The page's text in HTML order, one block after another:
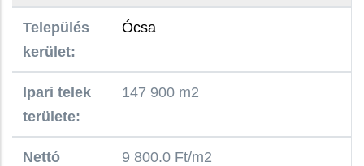
Település
kerület:
Ócsa
Ipari telek
területe:
147 900 m2
Nettó
9 800.0 Ft/m2